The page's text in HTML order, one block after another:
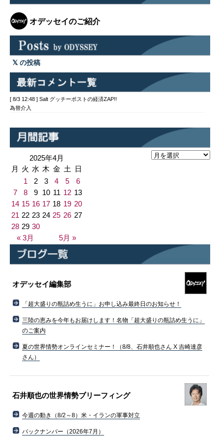
オデッセイのご紹介
の投稿
[ 8/3 12:48 ] Salt グッチーポストの経済ZAP!!
為替介入
2025年4月
月 火 水 木 金 土 日
« 3月 5月 »
1 2 3 4 5
6
7
8 9 10 11 12 13
14 15 16 17 18 19 20
21 22 23 24 25 26 27
28 29 30
オデッセイ編集部
「超大盛りの瓶詰め生うに」お申し込み最終日のお知らせ！
三陸の恵みを今年もお届けします！名物「超大盛りの瓶詰め生うに」
のご案内
夏の世界情勢オンラインセミナー！（8/8、石井順也さん X 吉崎達彦
さん）
石井順也の世界情勢ブリーフィング
今週の動き（8/2～8）米・イランの軍事対立
バックナンバー（2026年7月）